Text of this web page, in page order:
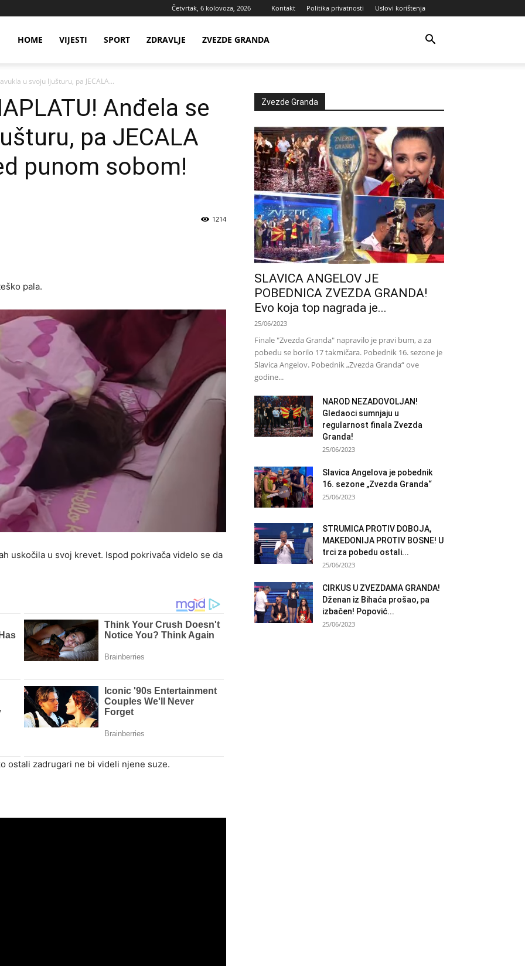
Četvrtak, 6 kolovoza, 2026 Kontakt Politika privatnosti Uslovi korištenja
HOME VIJESTI SPORT ZDRAVLJE ZVEZDE GRANDA
u svoju ljušturu, pa JECALA...
Anđela se
pa JECALA
punom sobom!
1214
pala.
uskočila u svoj krevet. Ispod pokrivača videlo se da
ostali zadrugari ne bi videli njene suze.
Zvezde Granda
SLAVICA ANGELOV JE
POBEDNICA ZVEZDA GRANDA!
Evo koja top nagrada je...
25/06/2023
Finale "Zvezda Granda" napravilo je pravi bum, a za
pobedu se borilo 17 takmičara. Pobednik 16. sezone je
Slavica Angelov. Pobednik „Zvezda Granda“ ove
godine...
NAROD NEZADOVOLJAN!
Gledaoci sumnjaju u
regularnost finala Zvezda
Granda!
25/06/2023
Slavica Angelova je pobednik
16. sezone „Zvezda Granda“
25/06/2023
STRUMICA PROTIV DOBOJA,
MAKEDONIJA PROTIV BOSNE! U
trci za pobedu ostali...
25/06/2023
CIRKUS U ZVEZDAMA GRANDA!
Dženan iz Bihaća prošao, pa
izbačen! Popović...
25/06/2023